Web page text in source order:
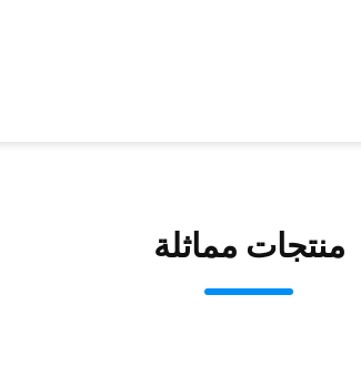
منتجات مماثلة